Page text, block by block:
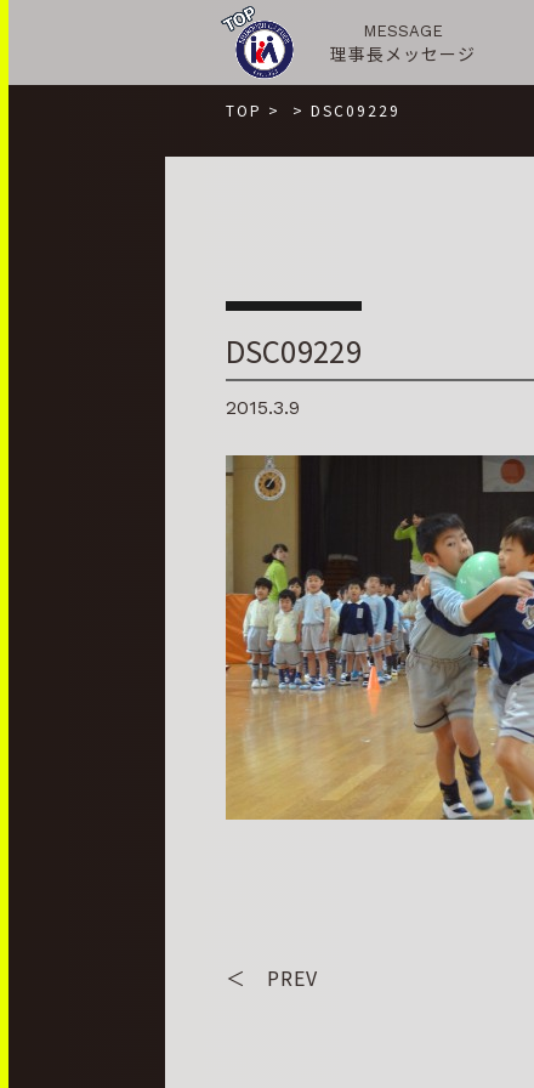
MESSAGE
理事長メッセージ
TOP > > DSC09229
DSC09229
2015.3.9
＜ PREV